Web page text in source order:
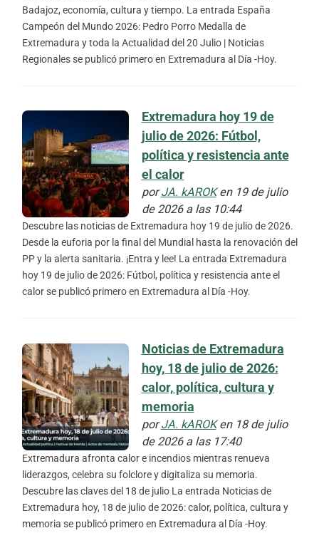
Badajoz, economía, cultura y tiempo. La entrada España
Campeón del Mundo 2026: Pedro Porro Medalla de
Extremadura y toda la Actualidad del 20 Julio | Noticias
Regionales se publicó primero en Extremadura al Día -Hoy.
Extremadura hoy 19 de
julio de 2026: Fútbol,
política y resistencia ante
el calor
porJA. kAROKen 19 de julio
de 2026 a las 10:44
Descubre las noticias de Extremadura hoy 19 de julio de 2026.
Desde la euforia por la final del Mundial hasta la renovación del
PP y la alerta sanitaria. ¡Entra y lee! La entrada Extremadura
hoy 19 de julio de 2026: Fútbol, política y resistencia ante el
calor se publicó primero en Extremadura al Día -Hoy.
Noticias de Extremadura
hoy, 18 de julio de 2026:
calor, política, cultura y
memoria
porJA. kAROKen 18 de julio
de 2026 a las 17:40
Extremadura afronta calor e incendios mientras renueva
liderazgos, celebra su folclore y digitaliza su memoria.
Descubre las claves del 18 de julio La entrada Noticias de
Extremadura hoy, 18 de julio de 2026: calor, política, cultura y
memoria se publicó primero en Extremadura al Día -Hoy.